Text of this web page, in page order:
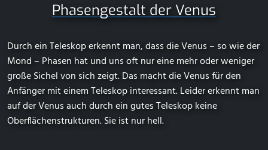
Phasengestalt der Venus
Durch ein Teleskop erkennt man, dass die Venus – so wie der
Mond – Phasen hat und uns oft nur eine mehr oder weniger
große Sichel von sich zeigt. Das macht die Venus für den
Anfänger mit einem Teleskop interessant. Leider erkennt man
auf der Venus auch durch ein gutes Teleskop keine
Oberflächenstrukturen. Sie ist nur hell.